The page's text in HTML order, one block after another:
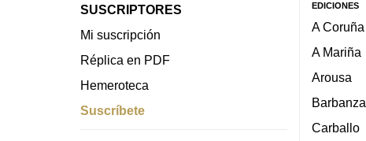
SUSCRIPTORES
Mi suscripción
Réplica en PDF
Hemeroteca
Suscríbete
EDICIONES
A Coruña
A Mariña
Arousa
Barbanza
Carballo